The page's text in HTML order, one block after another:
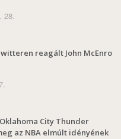
28.
reagált John McEnro
City Thunder
az NBA elmúlt idényének